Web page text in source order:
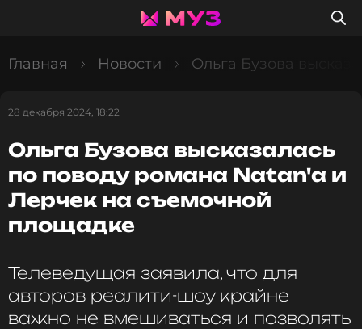
Главная Новости Ольга Бузова
28 декабря 2024, 18:22
Ольга Бузова высказалась
по поводу романа Natan'а и
Лерчек на съемочной
площадке
Телеведущая заявила, что для
авторов реалити-шоу крайне
важно не вмешиваться и позволять